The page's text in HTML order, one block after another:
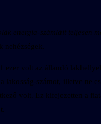
energia-számláit teljesen
nehézségek.
ezer volt az állandó
számot, illetve ne
volt. Ez kifejezetten a